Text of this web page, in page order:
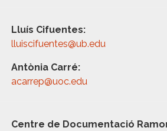
Lluís Cifuentes:
lluiscifuentes@ub.edu
Antònia Carré:
acarrep@uoc.edu
Centre de Documentació